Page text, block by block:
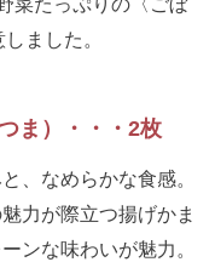
ました。
ま）・・・2枚
、なめらかな食感。
力が際立つ揚げかま
ンな味わいが魅力。